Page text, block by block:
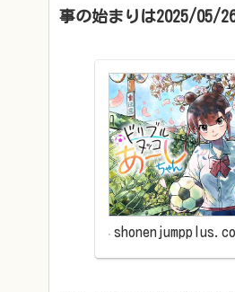
事の始まりは2025/05/